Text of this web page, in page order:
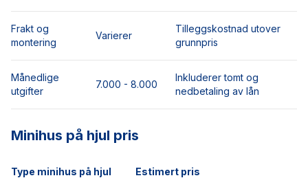
Frakt og
montering
Varierer
Tilleggskostnad utover
grunnpris
Månedlige
utgifter
7.000 - 8.000
Inkluderer tomt og
nedbetaling av lån
Minihus på hjul pris
Type minihus på hjul Estimert pris